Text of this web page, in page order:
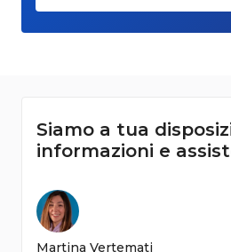
Siamo a tua
informazioni e
Martina Vertemati